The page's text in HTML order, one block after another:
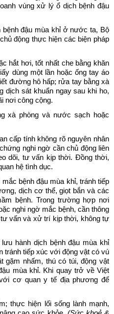
vùng xử lý ổ dịch bệnh đậu
bệnh đậu mùa khỉ ở nước ta, Bộ
động thực hiện các biện pháp
hắt hơi, tốt nhất che bằng khăn
dùng một lần hoặc ống tay áo
đường hô hấp; rửa tay bằng xà
dịch sát khuẩn ngay sau khi ho,
nơi công cộng.
xà phòng và nước sạch hoặc
cấp tính không rõ nguyên nhân
nghi ngờ cần chủ động liên
dõi, tư vấn kịp thời. Đồng thời,
hệ tình dục.
bệnh đậu mùa khỉ, tránh tiếp
dịch cơ thể, giọt bắn và các
bệnh. Trong trường hợp nơi
nghi ngờ mắc bệnh, cần thông
vấn và xử trí kịp thời, không tự
hành dịch bệnh đậu mùa khỉ
tránh tiếp xúc với động vật có vú
gặm nhấm, thú có túi, động vật
mùa khỉ. Khi quay trở về Việt
cơ quan y tế địa phương để
thực hiện lối sống lành mạnh,